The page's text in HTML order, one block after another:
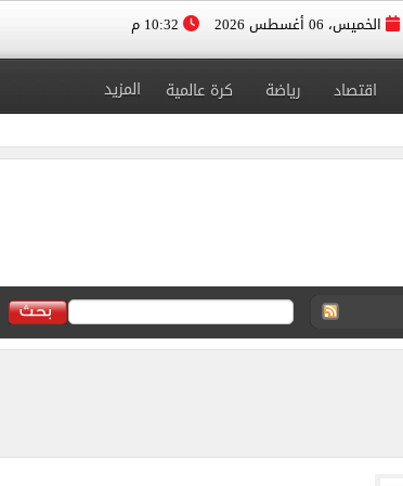
الخميس، 06 أغسطس 2026
اقتصاد رياضة كرة عالمية المزيد